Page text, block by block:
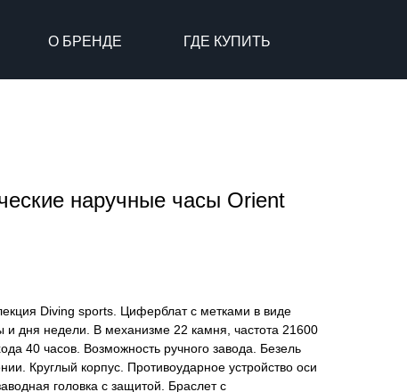
ГДЕ КУПИТЬ
О БРЕНДЕ
наручные часы Orient
Diving sports. Циферблат с метками в виде
и дня недели. В механизме 22 камня, частота 21600
40 часов. Возможность ручного завода. Безель
Круглый корпус. Противоударное устройство оси
головка с защитой. Браслет с